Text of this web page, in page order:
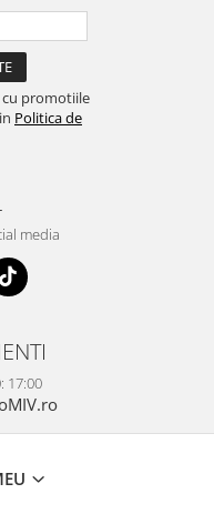
cu promotiile
Politica de
media
17:00